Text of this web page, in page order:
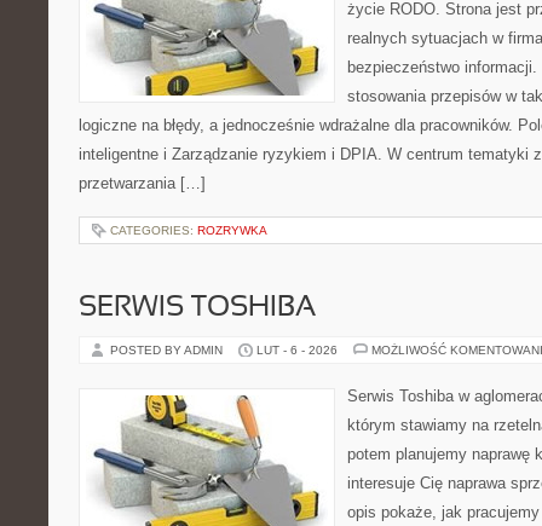
życie RODO. Strona jest
realnych sytuacjach w
bezpieczeństwo
stosowania przepisów w
logiczne na błędy, a jednocześnie wdrażalne dla pracowników.
inteligentne i Zarządzanie ryzykiem i DPIA. W centrum tematyki
przetwarzania […]
CATEGORIES: ROZRYWKA
SERWIS TOSHIBA
POSTED BY ADMIN LUT - 6 - 2026 MOŻLIWOŚĆ
Serwis Toshiba w
którym stawiamy na
potem planujemy naprawę
interesuje Cię naprawa
opis pokaże, jak